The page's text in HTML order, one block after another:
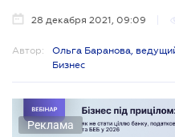
28 декабря 2021, 09:09
Автор:
Ольга Баранова,
Бизнес
Реклама